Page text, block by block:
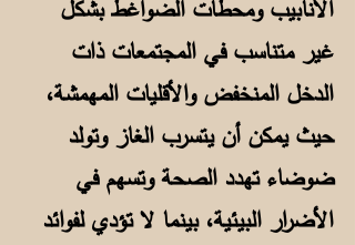
الأنابيب ومحطات الضواغط بشكل
غير متناسب في المجتمعات ذات
الدخل المنخفض والأقليات المهمشة،
حيث يمكن أن يتسرب الغاز وتولد
ضوضاء تهدد الصحة وتسهم في
الأضرار البيئية، بينما لا تؤدي لفوائد